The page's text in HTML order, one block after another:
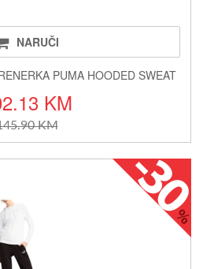
NARUČI
PUMA HOODED SWEAT
KM
KM